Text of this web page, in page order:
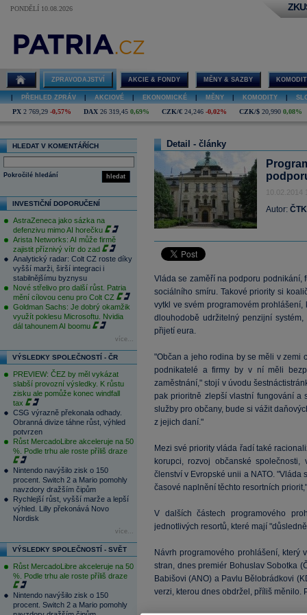
PONDĚLÍ 10.08.2026
ZPRAVODAJSTVÍ AKCIE & FONDY MĚNY & SAZBY
PŘEHLED ZPRÁV AKCIOVÉ EKONOMICKÉ MĚNY KOMODITY
PX 2 769,29 -0,57% DAX 26 319,45 0,69% CZK/€ 24,246 -0,02% CZK/$ 20,990 0,08%
HLEDAT V KOMENTÁŘÍCH
hledat
Pokročilé hledání
INVESTIČNÍ DOPORUČENÍ
AstraZeneca jako sázka na
defenzivu mimo AI horečku
Arista Networks: AI může firmě
zajistit příznivý vítr do zad
Analytický radar: Colt CZ roste díky
vyšší marži, širší integraci i
stabilnějšímu byznysu
Nové střelivo pro další růst. Patria
mění cílovou cenu pro Colt CZ
Goldman Sachs: Je dobrý okamžik
využít poklesu Microsoftu. Nvidia
dál tahounem AI boomu
více...
VÝSLEDKY SPOLEČNOSTÍ - ČR
PREVIEW: ČEZ by měl vykázat
slabší provozní výsledky. K růstu
zisku ale pomůže konec windfall
tax
CSG výrazně překonala odhady.
Obranná divize táhne růst, výhled
potvrzen
Růst MercadoLibre akceleruje na 50
%. Podle trhu ale roste příliš draze
Nintendo navýšilo zisk o 150
procent. Switch 2 a Mario pomohly
navzdory dražším čipům
Rychlejší růst, vyšší marže a lepší
výhled. Lilly překonává Novo
Nordisk
více...
VÝSLEDKY SPOLEČNOSTÍ - SVĚT
Růst MercadoLibre akceleruje na 50
%. Podle trhu ale roste příliš draze
Nintendo navýšilo zisk o 150
procent. Switch 2 a Mario pomohly
Detail - články
10.02.2014
Autor: ČTK
Vláda se zaměří na podporu podnikání,
sociálního smíru. Takové priority si
vytkl ve svém programovém
dlouhodobě udržitelný penzijní
přijetí eura.
"Občan a jeho rodina by se měli v zemi
podnikatelé a firmy by v ní měli
zaměstnání," stojí v úvodu
pak prioritně zlepší vlastní fungování
služby pro občany, bude si vážit
z jejich daní."
Mezi své priority vláda řadí také
korupci, rozvoj občanské
členství v Evropské unii a NATO.
časové naplnění těchto resortních
V dalších částech programového
jednotlivých resortů, které mají
Návrh programového prohlášení, který
stran, dnes premiér Bohuslav Sobotka
Babišovi (ANO) a Pavlu Bělobrádkovi
verzi, kterou dnes obdržel, příliš měnilo.